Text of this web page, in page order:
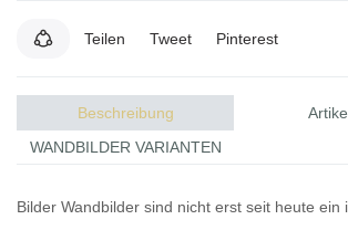
Teilen Tweet Pinterest
Beschreibung
WANDBILDER VARIANTEN
Bilder Wandbilder sind nicht erst seit heute ein